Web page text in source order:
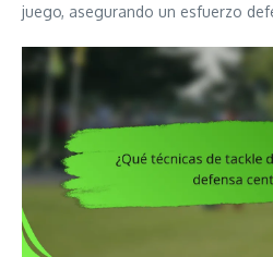
juego, asegurando un esfuerzo